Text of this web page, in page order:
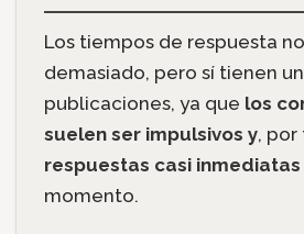
Los tiempos de respuesta
demasiado, pero sí tienen
publicaciones, ya que los
suelen ser impulsivos y, por
respuestas casi inmediatas
momento.